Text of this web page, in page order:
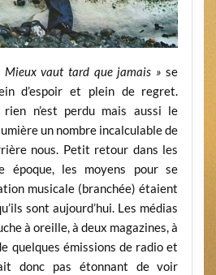
Mieux vaut tard que jamais » se
d’espoir et plein de regret.
rien n’est perdu mais aussi le
un nombre incalculable de
nous. Petit retour dans les
époque, les moyens pour se
musicale (branchée) étaient
sont aujourd’hui. Les médias
à oreille, à deux magazines, à
quelques émissions de radio et
donc pas étonnant de voir